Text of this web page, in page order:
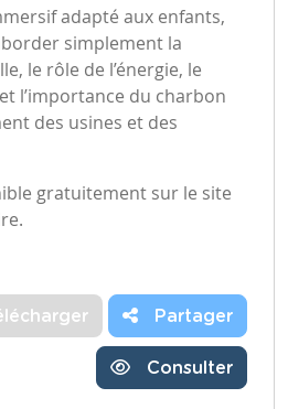
adapté aux enfants,
simplement la
le rôle de l’énergie, le
l’importance du charbon
des usines et des
gratuitement sur le site
Partager
Consulter